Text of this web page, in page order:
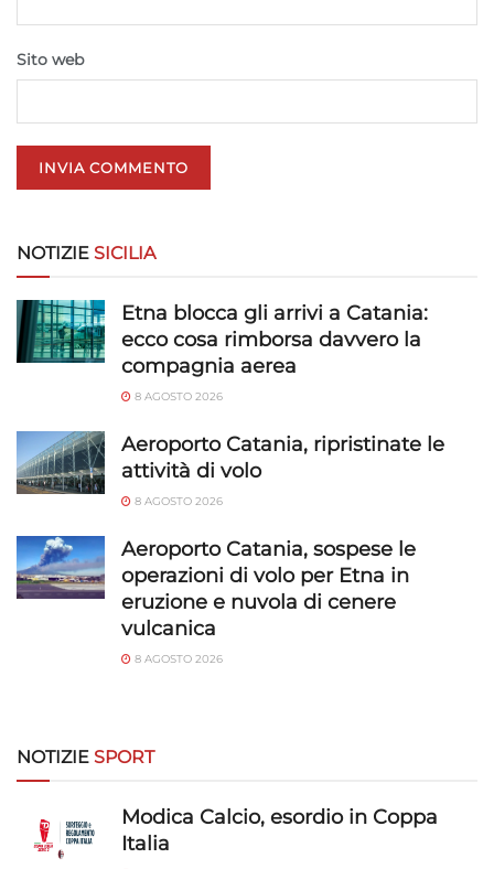
Salvare e comunicare le scelte sulla
Sito web
NOTIZIE SICILIA
Etna blocca gli arrivi a Catania:
ecco cosa rimborsa davvero la
compagnia aerea
8 AGOSTO 2026
Aeroporto Catania, ripristinate le
attività di volo
8 AGOSTO 2026
Aeroporto Catania, sospese le
operazioni di volo per Etna in
eruzione e nuvola di cenere
vulcanica
8 AGOSTO 2026
NOTIZIE SPORT
Modica Calcio, esordio in Coppa
Italia